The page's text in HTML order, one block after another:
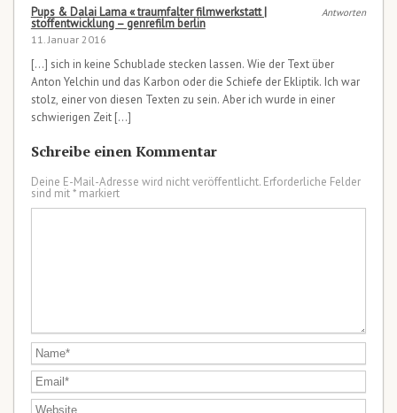
Antworten
Pups & Dalai Lama « traumfalter filmwerkstatt |
stoffentwicklung – genrefilm berlin
11. Januar 2016
[…] sich in keine Schublade stecken lassen. Wie der Text über
Anton Yelchin und das Karbon oder die Schiefe der Ekliptik. Ich war
stolz, einer von diesen Texten zu sein. Aber ich wurde in einer
schwierigen Zeit […]
Schreibe einen Kommentar
Deine E-Mail-Adresse wird nicht veröffentlicht. Erforderliche Felder
sind mit*markiert